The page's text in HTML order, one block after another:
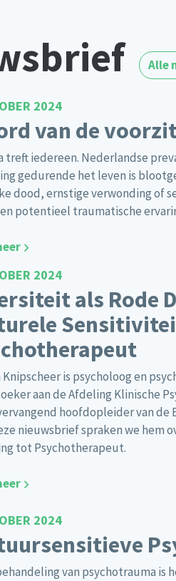
Alle
2024
van de
treft iedereen. Nederlandse
gedurende het leven is
dood, ernstige verwonding of
potentieel traumatische
2024
als Rode
is psycholoog en
aan de Afdeling Klinische
hoofdopleider van de
nieuwsbrief spraken we hem
tot Psychotherapeut.
2024
van psychotrauma